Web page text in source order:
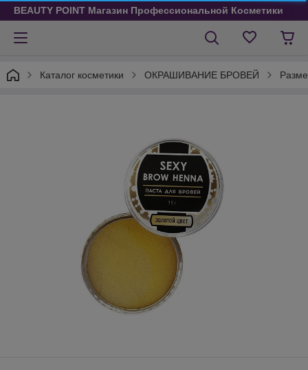
BEAUTY POINT Магазин Профессиональной Косметики
Каталог косметики ОКРАШИВАНИЕ БРОВЕЙ